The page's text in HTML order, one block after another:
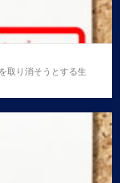
取り消そうとする生